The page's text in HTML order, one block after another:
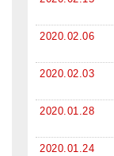
特商法の表記
2020.02.06
2020.02.03
2020.01.28
2020.01.24